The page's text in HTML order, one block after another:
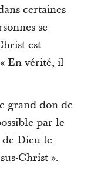
certaines
se
est
En vérité, il
grand don de
par le
Dieu le
Christ ».